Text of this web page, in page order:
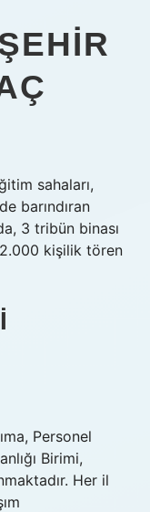
sahaları,
barındıran
3 tribün binası
2.000 kişilik tören
Personel
Birimi,
Her il